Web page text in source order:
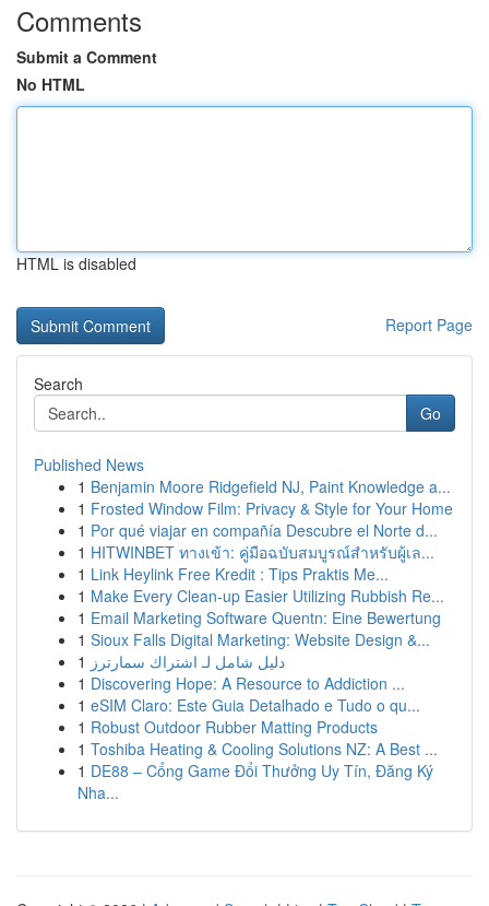
Comments
Submit a Comment
No HTML
HTML is disabled
Report Page
Search
Go
Published News
1 Benjamin Moore Ridgefield NJ, Paint Knowledge a...
1 Frosted Window Film: Privacy & Style for Your Home
1 Por qué viajar en compañía Descubre el Norte d...
1 HITWINBET ทางเข้า: คู่มือฉบับสมบูรณ์สำหรับผู้เล...
1 Link Heylink Free Kredit : Tips Praktis Me...
1 Make Every Clean-up Easier Utilizing Rubbish Re...
1 Email Marketing Software Quentn: Eine Bewertung
1 Sioux Falls Digital Marketing: Website Design &...
1 دليل شامل لـ اشتراك سمارترز
1 Discovering Hope: A Resource to Addiction ...
1 eSIM Claro: Este Guia Detalhado e Tudo o qu...
1 Robust Outdoor Rubber Matting Products
1 Toshiba Heating & Cooling Solutions NZ: A Best ...
1 DE88 – Cổng Game Đổi Thưởng Uy Tín, Đăng Ký
Nha...